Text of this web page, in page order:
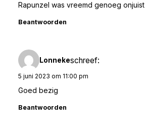
Rapunzel was vreemd genoeg onjuist
Beantwoorden
Lonnekeschreef:
5 juni 2023 om 11:00 pm
Goed bezig
Beantwoorden